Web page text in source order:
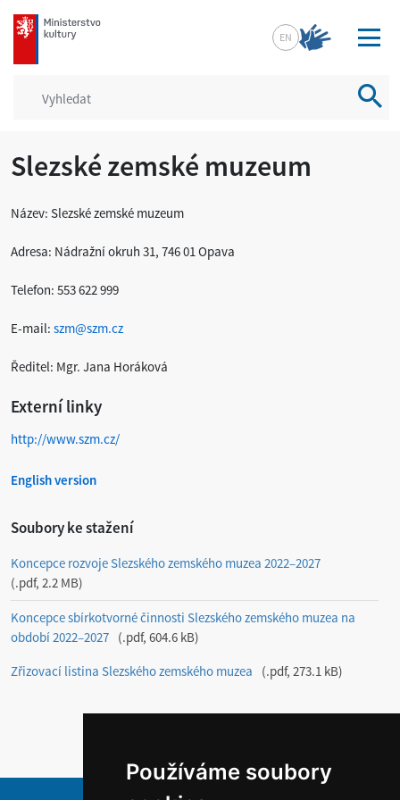
Používáme soubory
mkcr.cz
EN
Slezské zemské muzeum
Název: Slezské zemské muzeum
Adresa: Nádražní okruh 31, 746 01 Opava
Telefon: 553 622 999
E-mail: szm@szm.cz
Ředitel: Mgr. Jana Horáková
Externí linky
http://www.szm.cz/
English version
Soubory ke stažení
Koncepce rozvoje Slezského zemského muzea 2022–2027
.pdf, 2.2 MB
Koncepce sbírkotvorné činnosti Slezského zemského muzea na
období 2022–2027
.pdf, 604.6 kB
Zřizovací listina Slezského zemského muzea
.pdf, 273.1 kB